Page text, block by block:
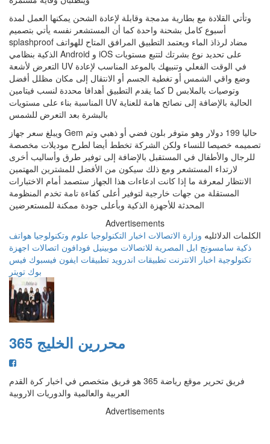
وتأتي القلادة مع بطارية مدمجة وقابلة لإعادة الشحن يمكنها العمل لمدة
أسبوع كامل بشحنة واحدة كما أن المستشعر نفسه يأتي بتصميم
splashproof مضاد لرذاذ الماء ويعتمد التطبيق المرافق المتاح للهواتف
الذكية بنظامي Android و iOS على تحديد نوع بشرتك لتتبع مستويات
التعرض لأشعة UV في الوقت الفعلي وتنبيهك بالموعد المناسب لإعادة
وضع واقي الشمس أو تغطية الجسم أو الانتقال إلى مكان مظلل أفضل
كما يقدم التطبيق أهدافا محددة لنسب فيتامين D وتوصيات بالملابس
المناسبة بناء على مستويات UV الحالية بالإضافة إلى نصائح هامة للعناية
بالبشرة بعد التعرض للشمس
ويبلغ سعر جهاز Gem حاليا 199 دولار وهو متوفر بلون فضي أو ذهبي وتم
تصميمه خصيصا للنساء ولكن الشركة تخطط أيضا لطرح موديلات مخصصة
للرجال والأطفال في المستقبل بالإضافة إلى توفير طرق وأساليب أخرى
لارتداء المستشعر ومع ذلك سيكون من الأفضل للمشترين المهتمين
الانتظار لمعرفة ما إذا كانت ادعاءات هذا الجهاز ستصمد أمام الاختبارات
المستقلة من جهات خارجية لتوفير أعلى كفاءة تامة تخدم المنظومة
المحدثة للأجهزة الذكية وبأعلى جودة ممكنة للمستعرضين
Advertisements
الكلمات الدلائليه وزارة الاتصالات اخبار التكنولوجيا علوم وتكنولوجيا هواتف
ذكية سامسونج ابل المصرية للاتصالات موبينيل فودافون اتصالات اجهزة
تكنولوجية اخبار الانترنت تطبيقات اندرويد تطبيقات ايفون فيسبوك فيس
بوك تويتر
محررين الخليج 365
فريق تحرير موقع رياضة 365 هو فريق متخصص في اخبار كرة القدم
العربية والعالمية والدوريات الاروبية
Advertisements